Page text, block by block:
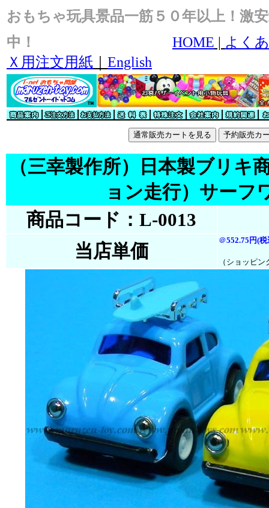
おもちゃ玩具景品一筋５０年以上！激
中！
HOME | よく
Ｘ用注文用紙
English
（三幸製作所）日本製ブリキ
ョン走行）サーフ
商品コード：L-0013
当店単価
＠552.75円(税
（ショッピ